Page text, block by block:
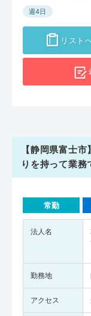
週4日
リスト
【静岡県富士
りを持って業
常勤
法人名
勤務地
アクセス